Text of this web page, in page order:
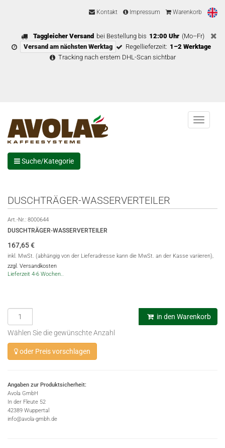
Kontakt Impressum Warenkorb
Taggleicher Versand bei Bestellung bis 12:00 Uhr (Mo–Fr)
Versand am nächsten Werktag
Regellieferzeit: 1–2 Werktage
Tracking nach erstem DHL-Scan sichtbar
Menu
Suche/Kategorie
DUSCHTRÄGER-WASSERVERTEILER
Art.-Nr.: 8000644
DUSCHTRÄGER-WASSERVERTEILER
167,65€
inkl. MwSt. (abhängig von der Lieferadresse kann die MwSt. an der Kasse variieren),
zzgl. Versandkosten
Lieferzeit 4-6 Wochen..
in den Warenkorb
Wählen Sie die gewünschte Anzahl
oder Preis vorschlagen
Angaben zur Produktsicherheit:
Avola GmbH
In der Fleute 52
42389 Wuppertal
info@avola-gmbh.de